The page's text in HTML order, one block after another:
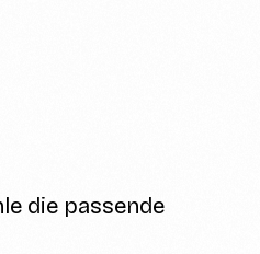
die passende